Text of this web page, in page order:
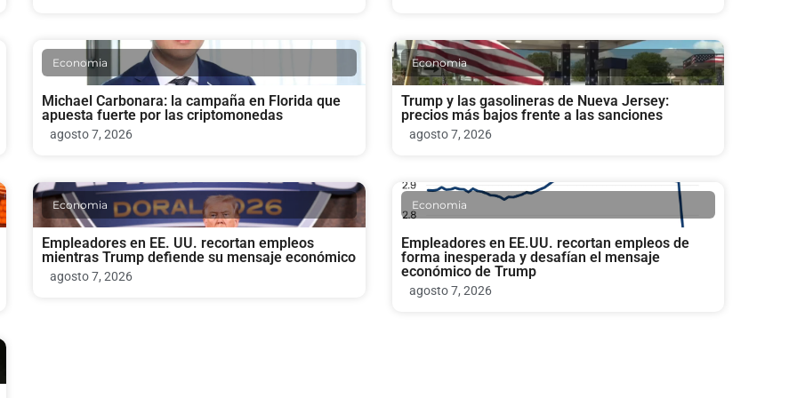
Economia
Michael Carbonara: la campaña en Florida que
apuesta fuerte por las criptomonedas
agosto 7, 2026
Economia
Trump y las gasolineras de Nueva Jersey:
precios más bajos frente a las sanciones
agosto 7, 2026
Economia
Empleadores en EE. UU. recortan empleos
mientras Trump defiende su mensaje económico
agosto 7, 2026
Economia
Empleadores en EE.UU. recortan empleos de
forma inesperada y desafían el mensaje
económico de Trump
agosto 7, 2026